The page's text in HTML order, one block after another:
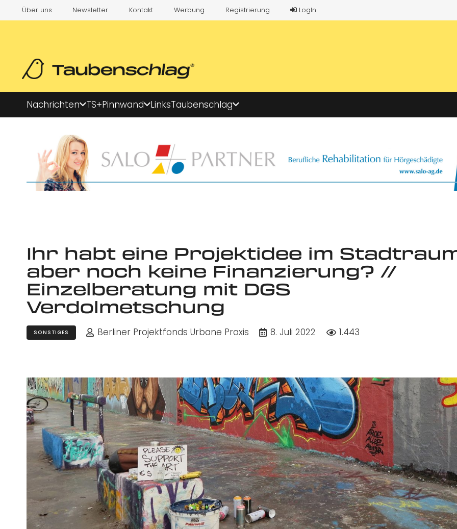
Über uns Newsletter Kontakt Werbung Registrierung LogIn
Nachrichten TS+Pinnwand LinksTaubenschlag
Ihr habt eine Projektidee im
aber noch keine Finanzierung? //
Einzelberatung mit DGS
Verdolmetschung
SONSTIGES Berliner Projektfonds Urbane Praxis 8. Juli 2022 1.443